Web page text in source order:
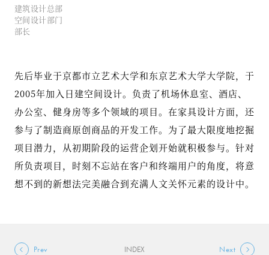
建筑设计总部
空间设计部门
部长
先后毕业于京都市立艺术大学和东京艺术大学大学院，于
2005年加入日建空间设计。负责了机场休息室、酒店、
办公室、健身房等多个领域的项目。在家具设计方面，还
参与了制造商原创商品的开发工作。为了最大限度地挖掘
项目潜力，从初期阶段的运营企划开始就积极参与。针对
所负责项目，时刻不忘站在客户和终端用户的角度，将意
想不到的新想法完美融合到充满人文关怀元素的设计中。
Prev INDEX Next